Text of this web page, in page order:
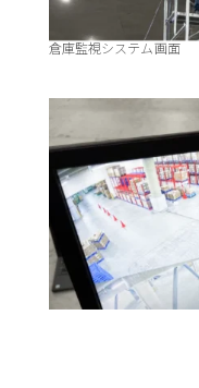
倉庫監視システム画面